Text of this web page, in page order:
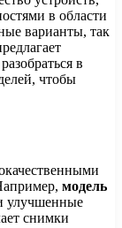
в области
варианты, так
в
чтобы
модель
улучшенные
снимки